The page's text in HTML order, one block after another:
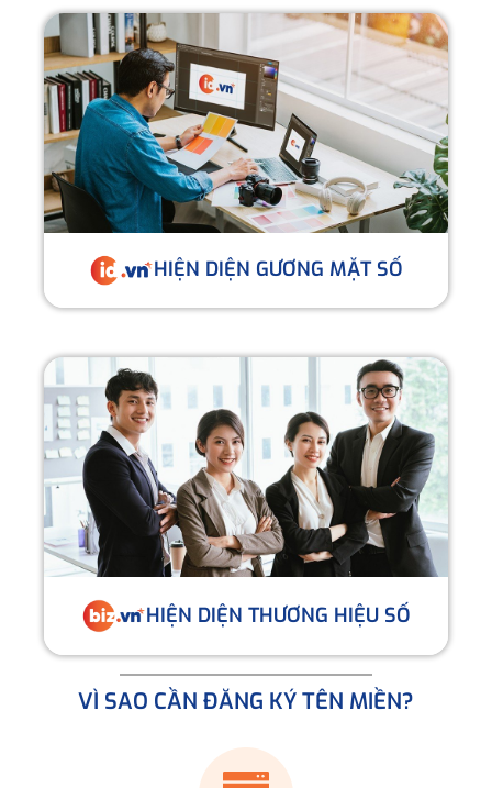
HIỆN DIỆN GƯƠNG MẶT SỐ
HIỆN DIỆN THƯƠNG HIỆU SỐ
VÌ SAO CẦN ĐĂNG KÝ TÊN MIỀN?